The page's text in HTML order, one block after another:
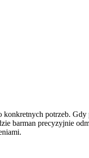
potrzeb.
barman precyzyjnie